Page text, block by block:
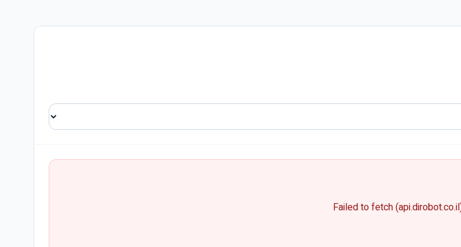
Failed to fetch